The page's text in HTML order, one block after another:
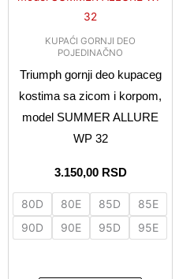
KUPAĆI GORNJI DEO
POJEDINAČNO
Triumph gornji deo kupaceg
kostima sa zicom i korpom,
model SUMMER ALLURE
WP 32
3.150,00 RSD
80D 80E 85D
85E
90D
90E 95D 95E
mogu
biti
izabrane